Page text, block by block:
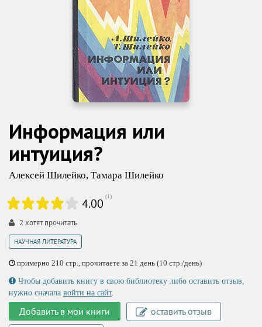
Информация или
интуиция?
Алексей Шилейко, Тамара Шилейко
4.00 (1)
2 хотят прочитать
НАУЧНАЯ ЛИТЕРАТУРА
примерно 210 стр., прочитаете за 21 день (10 стр./день)
Чтобы добавить книгу в свою библиотеку либо оставить отзыв,
нужно сначала войти на сайт.
Добавить в мои книги
оставить отзыв